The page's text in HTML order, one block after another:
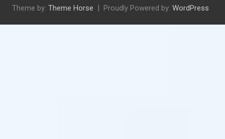
Theme by: Theme Horse Proudly Powered by: WordPress